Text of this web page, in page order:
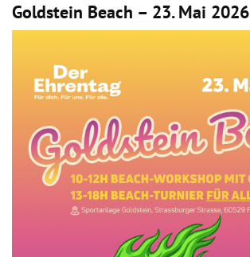
Goldstein Beach – 23. Mai 2026